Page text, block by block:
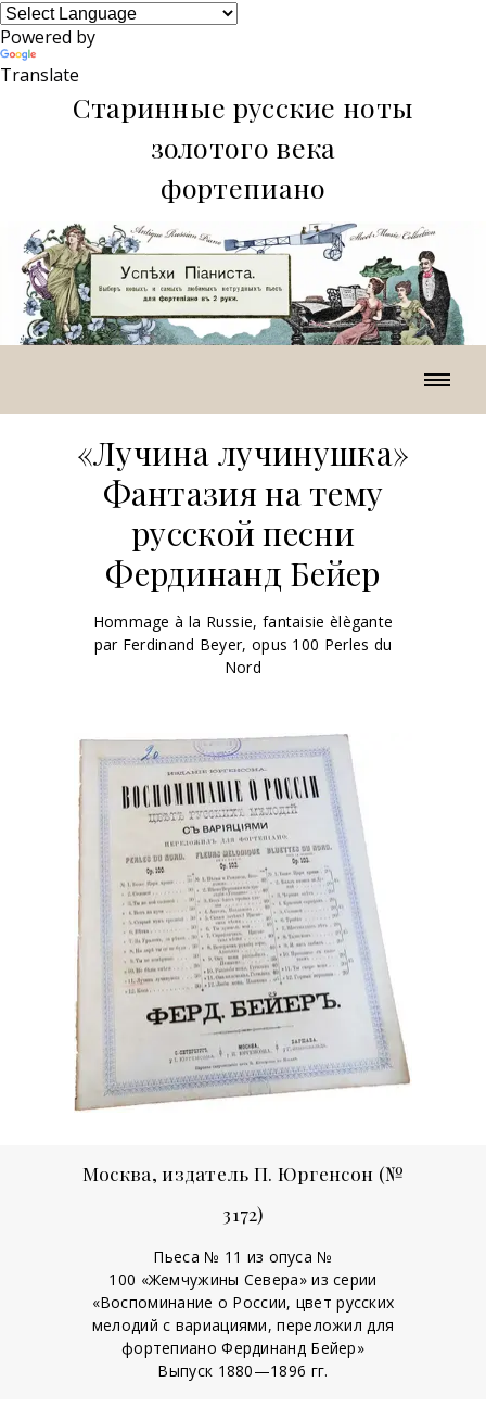
Powered by
Translate
Старинные русские ноты
золотого века
фортепиано
«Лучина лучинушка»
Фантазия на тему
русской песни
Фердинанд Бейер
Hommage à la Russie, fantaisie èlègante
par Ferdinand Beyer, opus 100 Perles du
Nord
Москва, издатель П. Юргенсон (№
3172)
Пьеса № 11 из опуса №
100 «Жемчужины Севера» из серии
«Воспоминание о России, цвет русских
мелодий с вариациями, переложил для
фортепиано Фердинанд Бейер»
Выпуск 1880—1896 гг.